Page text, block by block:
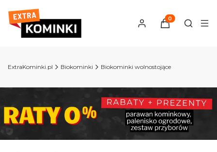
Produkty w
Otwórz
ExtraKominki.pl Biokominki Biokominki wolnostojące